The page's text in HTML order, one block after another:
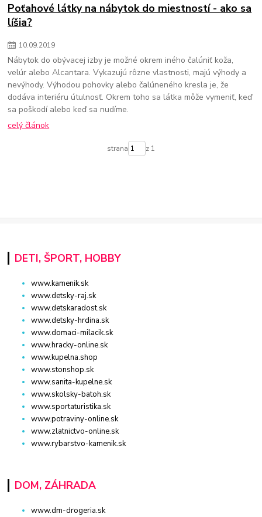
Poťahové látky na nábytok do miestností - ako sa
líšia?
10.09.2019
Nábytok do obývacej izby je možné okrem iného čalúniť koža,
velúr alebo Alcantara. Vykazujú rôzne vlastnosti, majú výhody a
nevýhody. Výhodou pohovky alebo čalúneného kresla je, že
dodáva interiéru útulnosť. Okrem toho sa látka môže vymeniť, keď
sa poškodí alebo keď sa nudíme.
celý článok
strana z 1
DETI, ŠPORT, HOBBY
www.kamenik.sk
www.detsky-raj.sk
www.detskaradost.sk
www.detsky-hrdina.sk
www.domaci-milacik.sk
www.hracky-online.sk
www.kupelna.shop
www.stonshop.sk
www.sanita-kupelne.sk
www.skolsky-batoh.sk
www.sportaturistika.sk
www.potraviny-online.sk
www.zlatnictvo-online.sk
www.rybarstvo-kamenik.sk
DOM, ZÁHRADA
www.dm-drogeria.sk